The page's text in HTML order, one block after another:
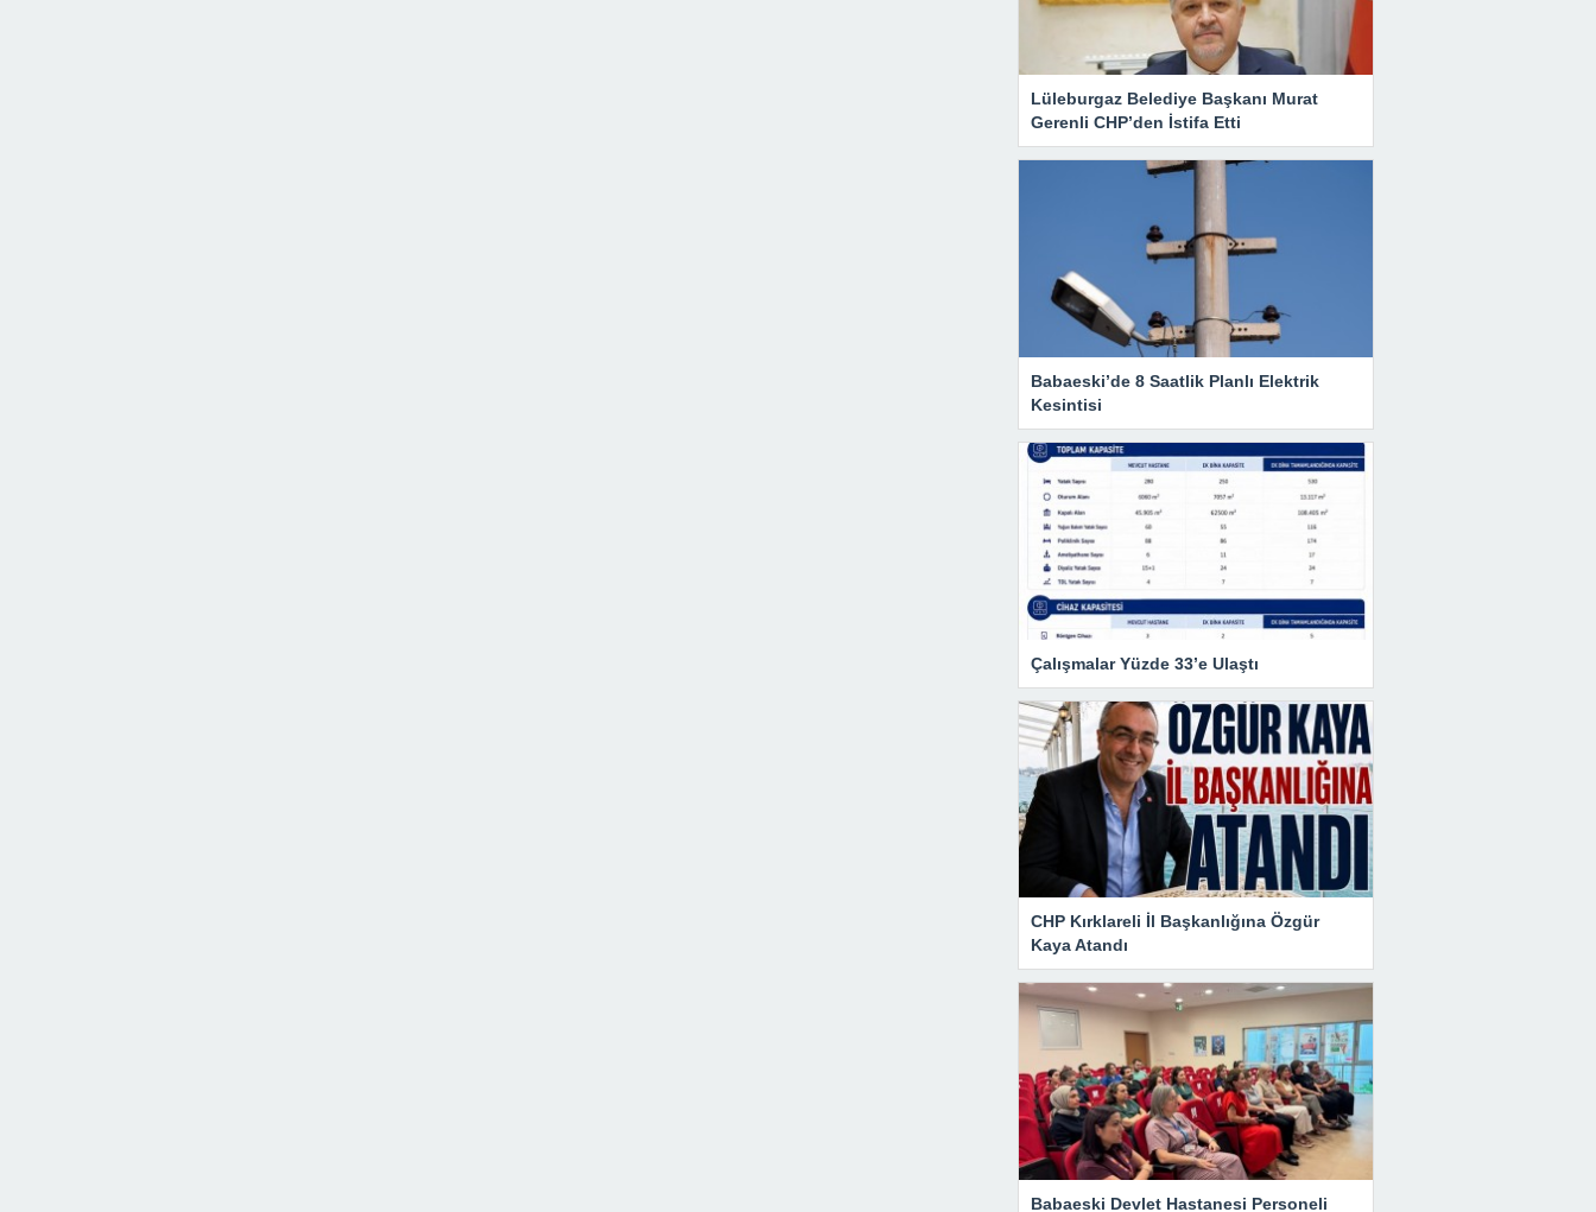
Lüleburgaz Belediye Başkanı Murat
Gerenli CHP’den İstifa Etti
Babaeski’de 8 Saatlik Planlı Elektrik
Kesintisi
Çalışmalar Yüzde 33’e Ulaştı
CHP Kırklareli İl Başkanlığına Özgür
Kaya Atandı
Babaeski Devlet Hastanesi Personeli